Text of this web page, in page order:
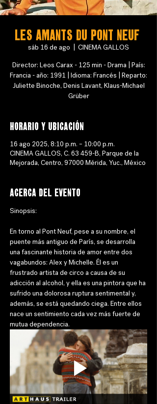
Les Amants du Pont Neuf
sáb 16 de ago
CINEMA GALLOS
Director: Leos Carax - 125 min - Drama | País:
Francia - año: 1991 | Idioma: Francés | Reparto:
Juliette Binoche, Denis Lavant, Klaus-Michael
Grüber
Horario y ubicación
16 ago 2025, 8:10 p.m. – 10:00 p.m.
CINEMA GALLOS, C. 63 459-B, Parque de la
Mejorada, Centro, 97000 Mérida, Yuc., México
Acerca del evento
Sinopsis:
En torno al Pont Neuf, pese a su nombre, el
puente más antiguo de París, se desarrolla
una fascinante historia de amor entre dos
vagabundos: Alex y Michelle. Él es un
frustrado artista de circo a causa de su
adicción al alcohol, y ella es una pintora que ha
sufrido una dolorosa ruptura sentimental y,
además, se está quedando ciega. Entre ellos
nace un sentimiento cada vez más fuerte de
mutua dependencia.